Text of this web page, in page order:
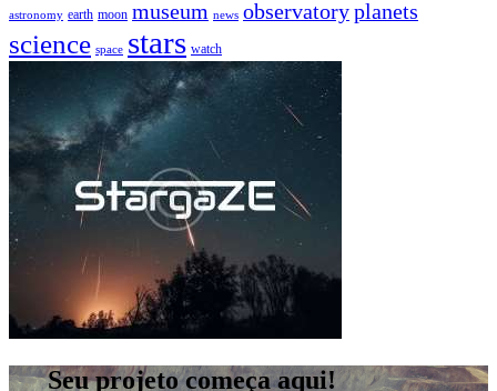
astronomy earth moon museum news observatoryplanets
science space stars watch
Seu projeto começa aqui!